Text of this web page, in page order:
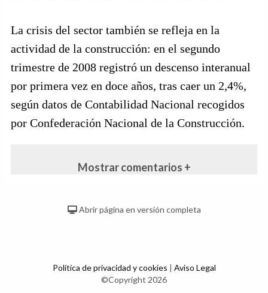
La crisis del sector también se refleja en la
actividad de la construcción: en el segundo
trimestre de 2008 registró un descenso interanual
por primera vez en doce años, tras caer un 2,4%,
según datos de Contabilidad Nacional recogidos
por Confederación Nacional de la Construcción.
Mostrar comentarios +
Abrir página en versión completa
Política de privacidad y cookies | Aviso Legal
©Copyright 2026